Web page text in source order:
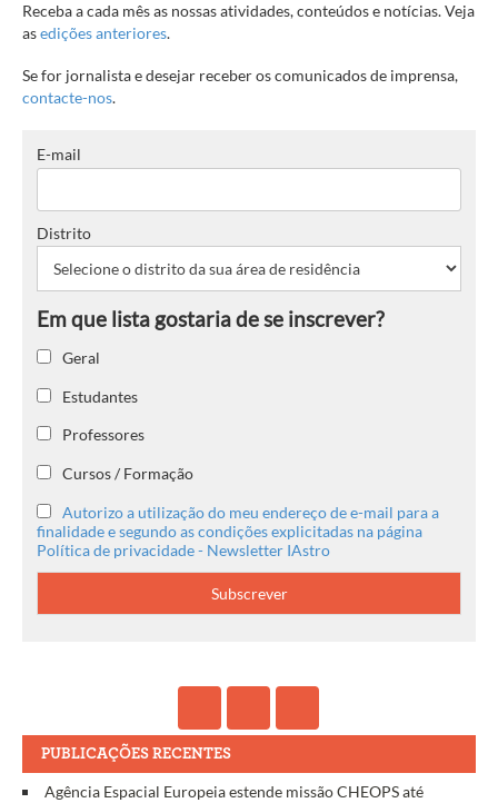
Receba a cada mês as nossas atividades, conteúdos e notícias. Veja
asedições anteriores.
Se for jornalista e desejar receber os comunicados de imprensa,
contacte-nos.
E-mail
Distrito
Geral
Estudantes
Professores
Cursos / Formação
Autorizo a utilização do meu endereço de e-mail para a
finalidade e segundo as condições explicitadas na página
Política de privacidade - Newsletter IAstro
PUBLICAÇÕES RECENTES
Agência Espacial Europeia estende missão CHEOPS até